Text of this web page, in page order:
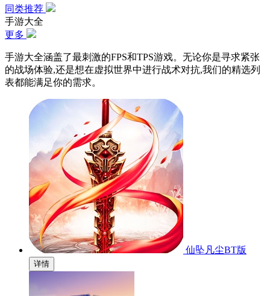
同类推荐
手游大全
更多
手游大全涵盖了最刺激的FPS和TPS游戏。无论你是寻求紧张
的战场体验,还是想在虚拟世界中进行战术对抗,我们的精选列
表都能满足你的需求。
仙坠凡尘BT版
详情